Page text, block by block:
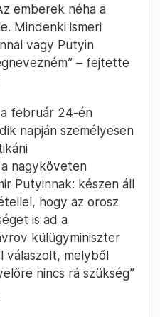
emberek néha a
Mindenki ismeri
vagy Putyin
– fejtette
február 24-én
napján személyesen
nagyköveten
Putyinnak: készen áll
hogy az orosz
is ad a
külügyminiszter
válaszolt, melyből
nincs rá szükség”